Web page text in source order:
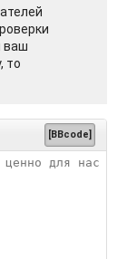
ваш
то
[BBcode]